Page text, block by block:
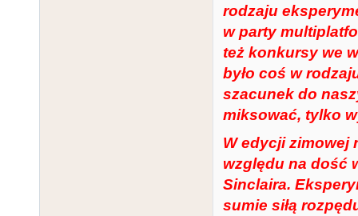
rodzaju
w party
też konkursy we
było coś w
szacunek do
miksować, tylko
W edycji zimowej
względu na dość
Sinclaira.
sumie siłą